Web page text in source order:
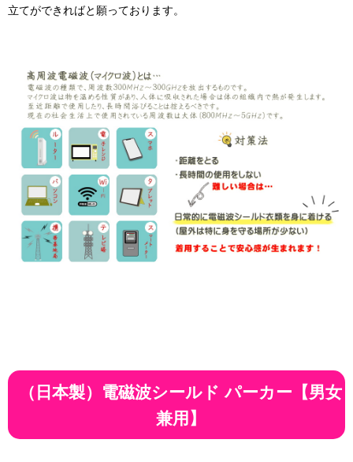
立てができればと願っております。
（日本製）電磁波シールド パーカー【男女
兼用】